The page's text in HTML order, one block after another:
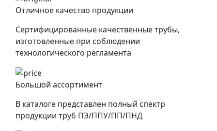
Отличное качество продукции
Сертифицированные качественные трубы,
изготовленные при соблюдении
технологического регламента
Большой ассортимент
В каталоге представлен полный спектр
продукции труб ПЭ/ППУ/ПП/ПНД